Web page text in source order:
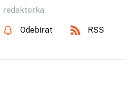
redaktorka
Odebírat RSS